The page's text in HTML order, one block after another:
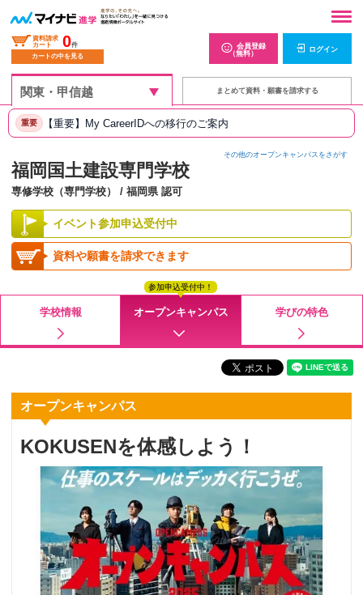
資料請求
カート
0件
カートの中を見る
会員登録
（無料）
ログイン
まとめて資料・願書を請求する
重要 【重要】My CareerIDへの移行のご案内
その他のオープンキャンパスをさがす
福岡国土建設専門学校
専修学校（専門学校） / 福岡県 認可
イベント参加申込受付中
資料や願書を請求できます
学校情報 オープンキャンパス
参加申込受付中！
学びの特色
オープンキャンパス
KOKUSENを体感しよう！